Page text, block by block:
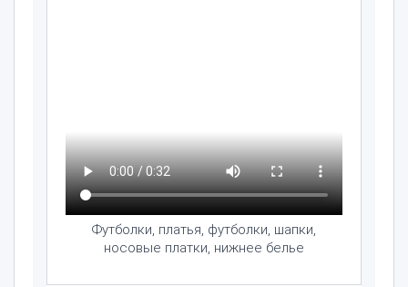
Футболки, платья, футболки, шапки,
носовые платки, нижнее белье